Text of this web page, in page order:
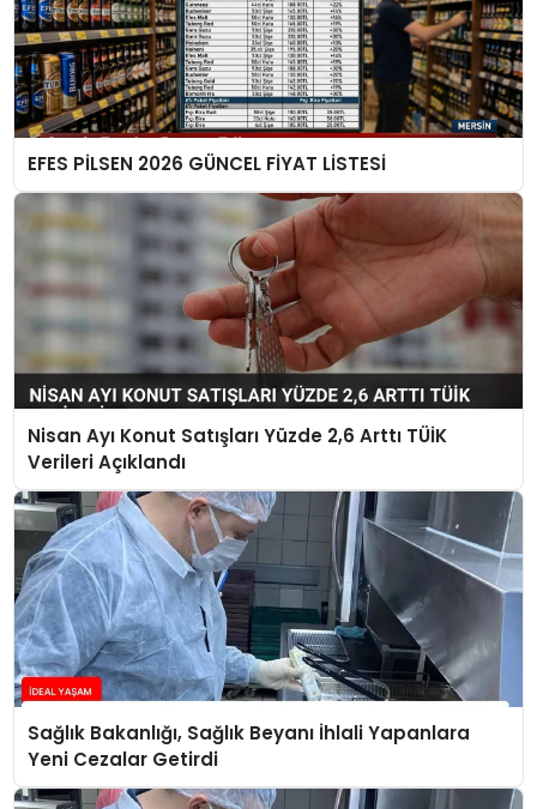
EFES PİLSEN 2026 GÜNCEL FİYAT LİSTESİ
Nisan Ayı Konut Satışları Yüzde 2,6 Arttı TÜİK
Verileri Açıklandı
Sağlık Bakanlığı, Sağlık Beyanı İhlali Yapanlara
Yeni Cezalar Getirdi